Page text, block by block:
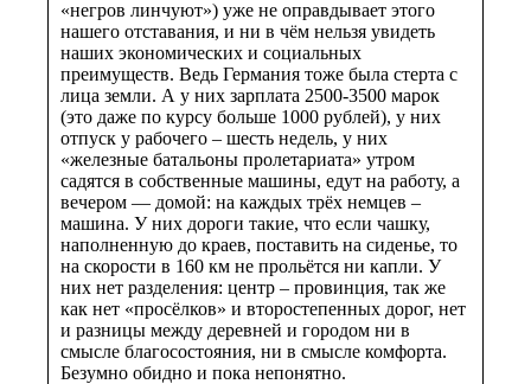
«негров линчуют») уже не оправдывает этого
нашего отставания, и ни в чём нельзя увидеть
наших экономических и социальных
преимуществ. Ведь Германия тоже была стерта с
лица земли. А у них зарплата 2500-3500 марок
(это даже по курсу больше 1000 рублей), у них
отпуск у рабочего – шесть недель, у них
«железные батальоны пролетариата» утром
садятся в собственные машины, едут на работу, а
вечером — домой: на каждых трёх немцев –
машина. У них дороги такие, что если чашку,
наполненную до краев, поставить на сиденье, то
на скорости в 160 км не прольётся ни капли. У
них нет разделения: центр – провинция, так же
как нет «просёлков» и второстепенных дорог, нет
и разницы между деревней и городом ни в
смысле благосостояния, ни в смысле комфорта.
Безумно обидно и пока непонятно.